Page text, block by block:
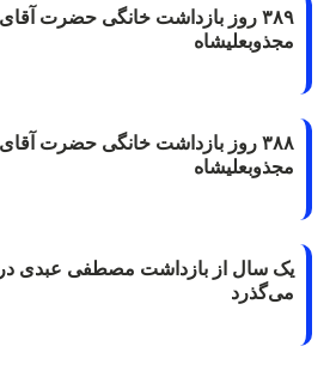
۳۸۹ روز بازداشت خانگی حضرت
مجذوبعلیشاه
۳۸۸ روز بازداشت خانگی حضرت
مجذوبعلیشاه
یک سال از بازداشت مصطفی عبدی
می‌گذرد